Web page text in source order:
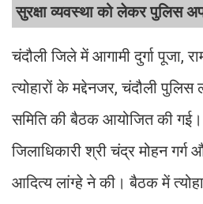
सुरक्षा व्यवस्था को लेकर पुलिस
चंदौली जिले में आगामी दुर्गा पूजा,
त्योहारों के मद्देनजर, चंदौली
समिति की बैठक आयोजित की
जिलाधिकारी श्री चंद्र मोहन
आदित्य लांग्हे ने की। बैठक में